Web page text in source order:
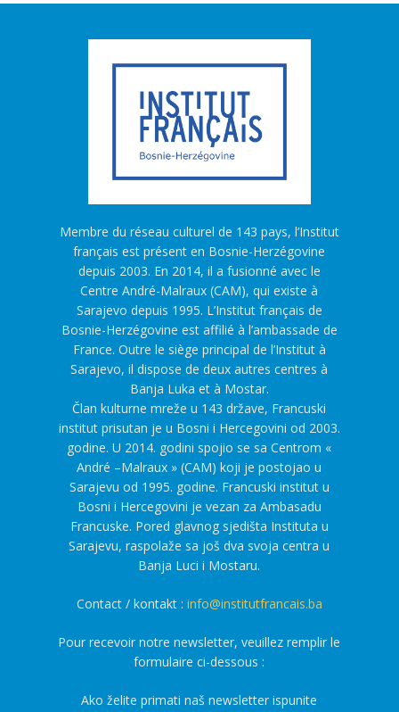
Membre du réseau culturel de 143 pays, l’Institut
français est présent en Bosnie-Herzégovine
depuis 2003. En 2014, il a fusionné avec le
Centre André-Malraux (CAM), qui existe à
Sarajevo depuis 1995. L’Institut français de
Bosnie-Herzégovine est affilié à l’ambassade de
France. Outre le siège principal de l’Institut à
Sarajevo, il dispose de deux autres centres à
Banja Luka et à Mostar.
Član kulturne mreže u 143 države, Francuski
institut prisutan je u Bosni i Hercegovini od 2003.
godine. U 2014. godini spojio se sa Centrom «
André –Malraux » (CAM) koji je postojao u
Sarajevu od 1995. godine. Francuski institut u
Bosni i Hercegovini je vezan za Ambasadu
Francuske. Pored glavnog sjedišta Instituta u
Sarajevu, raspolaže sa još dva svoja centra u
Banja Luci i Mostaru.
Contact / kontakt : info@institutfrancais.ba
Pour recevoir notre newsletter, veuillez remplir le
formulaire ci-dessous :
Ako želite primati naš newsletter ispunite